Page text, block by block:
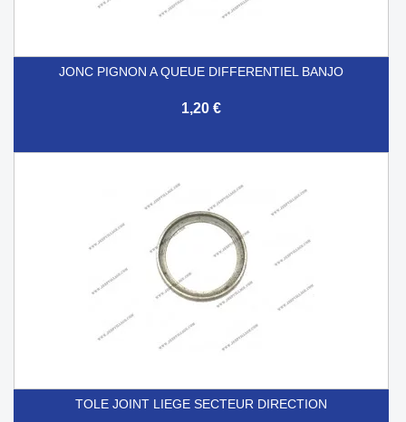
JONC PIGNON A QUEUE DIFFERENTIEL BANJO
1,20 €
TOLE JOINT LIEGE SECTEUR DIRECTION